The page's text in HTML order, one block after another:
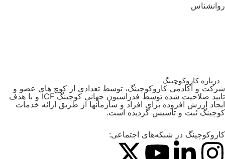
درباره کاروکوچینگ
و آکادمی کاروکوچینگ، توسط تعدادی از کوچ های عضو و
تایید صلاحیت شده توسط فدراسیون جهانی کوچینگ ICF و با هدف
ارزش افزوده برای افراد و سازمانها از طریق ارائه خدمات
ثبت و تاسیس گردیده است.
در شبکه‌های اجتماعی: